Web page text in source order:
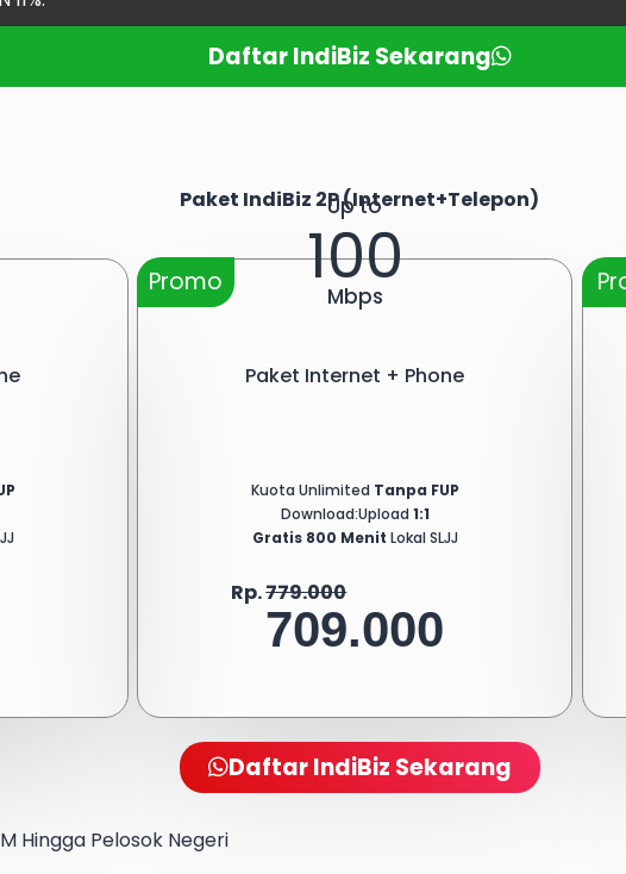
Daftar IndiBiz Sekarang
Paket IndiBiz 2P (Internet+Telepon)
Promo
Up to
100
Mbps
Paket Internet + Phone
Kuota Unlimited Tanpa FUP
Download:Upload 1:1
Gratis 800 Menit Lokal SLJJ
Rp.779.000
709.000
Daftar IndiBiz Sekarang
Hingga Pelosok Negeri